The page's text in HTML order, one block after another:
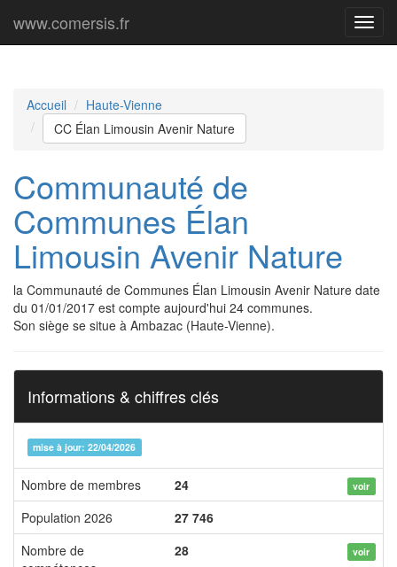
Menu
www.comersis.fr
Accueil
Haute-Vienne
CC Élan Limousin Avenir Nature
Communauté de
Communes Élan
Limousin Avenir Nature
la Communauté de Communes Élan Limousin Avenir Nature date
du 01/01/2017 est compte aujourd'hui 24 communes.
Son siège se situe à Ambazac (Haute-Vienne).
Informations & chiffres clés
mise à jour: 22/04/2026
Nombre de membres 24 voir
Population 2026
27 746
Nombre de
28 voir